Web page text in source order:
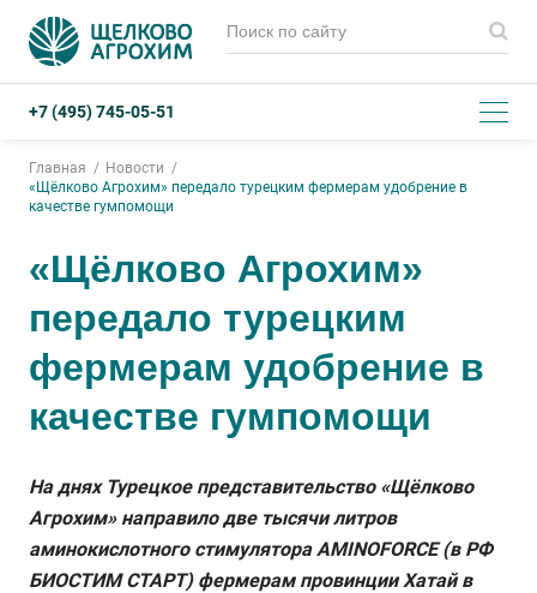
+7 (495) 745-05-51
Главная
Новости
«Щёлково Агрохим» передало турецким фермерам удобрение в
качестве гумпомощи
«Щёлково Агрохим»
передало турецким
фермерам удобрение в
качестве гумпомощи
На днях Турецкое представительство «Щёлково
Агрохим» направило две тысячи литров
аминокислотного стимулятора AMINOFORCE (в РФ
БИОСТИМ СТАРТ) фермерам провинции Хатай в